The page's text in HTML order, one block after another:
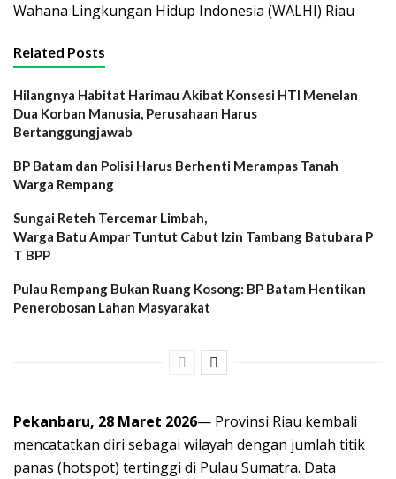
Wahana Lingkungan Hidup Indonesia (WALHI) Riau
Related Posts
Hilangnya Habitat Harimau Akibat Konsesi HTI Menelan
Dua Korban Manusia, Perusahaan Harus
Bertanggungjawab
BP Batam dan Polisi Harus Berhenti Merampas Tanah
Warga Rempang
Sungai Reteh Tercemar Limbah,
Warga Batu Ampar Tuntut Cabut Izin Tambang Batubara P
T BPP
Pulau Rempang Bukan Ruang Kosong: BP Batam Hentikan
Penerobosan Lahan Masyarakat
Pekanbaru, 28 Maret 2026— Provinsi Riau kembali
mencatatkan diri sebagai wilayah dengan jumlah titik
panas (hotspot) tertinggi di Pulau Sumatra. Data